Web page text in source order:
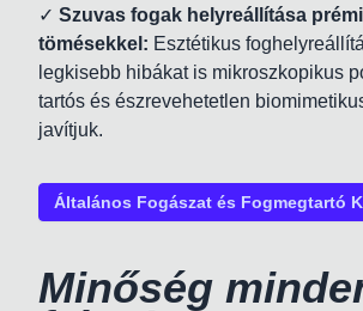
✓ Szuvas fogak helyreállítása
tömésekkel: Esztétikus
legkisebb hibákat is mikroszkopikus
tartós és észrevehetetlen
javítjuk.
Általános Fogászat és Fogmegtartó
Minőség